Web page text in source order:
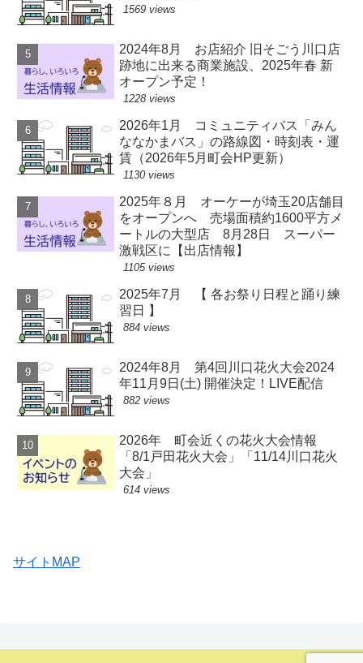
1569 views
2024年8月 お店紹介 旧そごう川口店
跡地に出来る商業施設、2025年春 新
オープン予定！
1228 views
2026年1月 コミュニティバス「みん
ななかまバス」の路線図・時刻表・運
賃（2026年5月町会HP更新）
1130 views
2025年８月 オーケーが埼玉20店舗目
をオープンへ 売場面積約1600平方メ
ートルの大型店 8月28日 スーパー
激戦区に【出店情報】
1105 views
2025年7月 【 各お祭り日程と踊り練
習日 】
884 views
2024年8月 第4回川口花火大会2024
年11月9日(土) 開催決定！LIVE配信
882 views
2026年 町会近くの花火大会情報
「8/1戸田花火大会」「11/14川口花火
大会」
614 views
サイトMAP